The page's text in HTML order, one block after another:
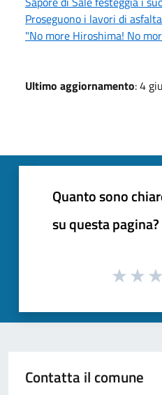
Proseguono i lavori di
"No more Hiroshima! No
Ultimo aggiornamento: 4
Quanto sono
su questa pagina?
Contatta il comune